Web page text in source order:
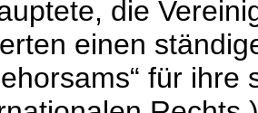
die
einen
für ihre